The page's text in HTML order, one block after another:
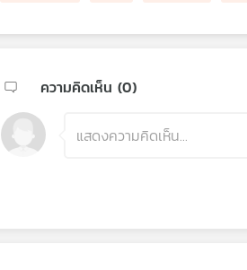
ความคิดเห็น (0)